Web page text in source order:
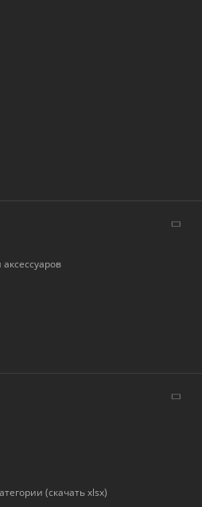
(скачать xlsx)